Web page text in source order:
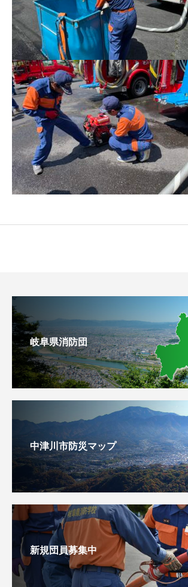
岐阜県消防団
中津川市防災マップ
新規団員募集中